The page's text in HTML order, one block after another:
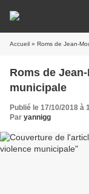
Accueil » Roms de Jean-
Roms de
municipale
Publié le 17/10/2018 à
Par yannigg